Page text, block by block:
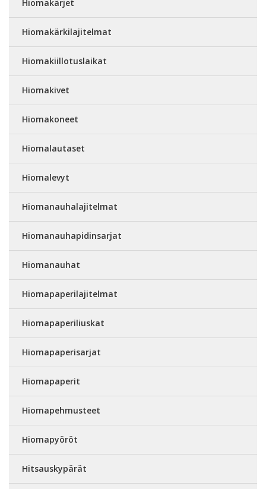
Hiomakärjet
Hiomakärkilajitelmat
Hiomakiillotuslaikat
Hiomakivet
Hiomakoneet
Hiomalautaset
Hiomalevyt
Hiomanauhalajitelmat
Hiomanauhapidinsarjat
Hiomanauhat
Hiomapaperilajitelmat
Hiomapaperiliuskat
Hiomapaperisarjat
Hiomapaperit
Hiomapehmusteet
Hiomapyöröt
Hitsauskypärät